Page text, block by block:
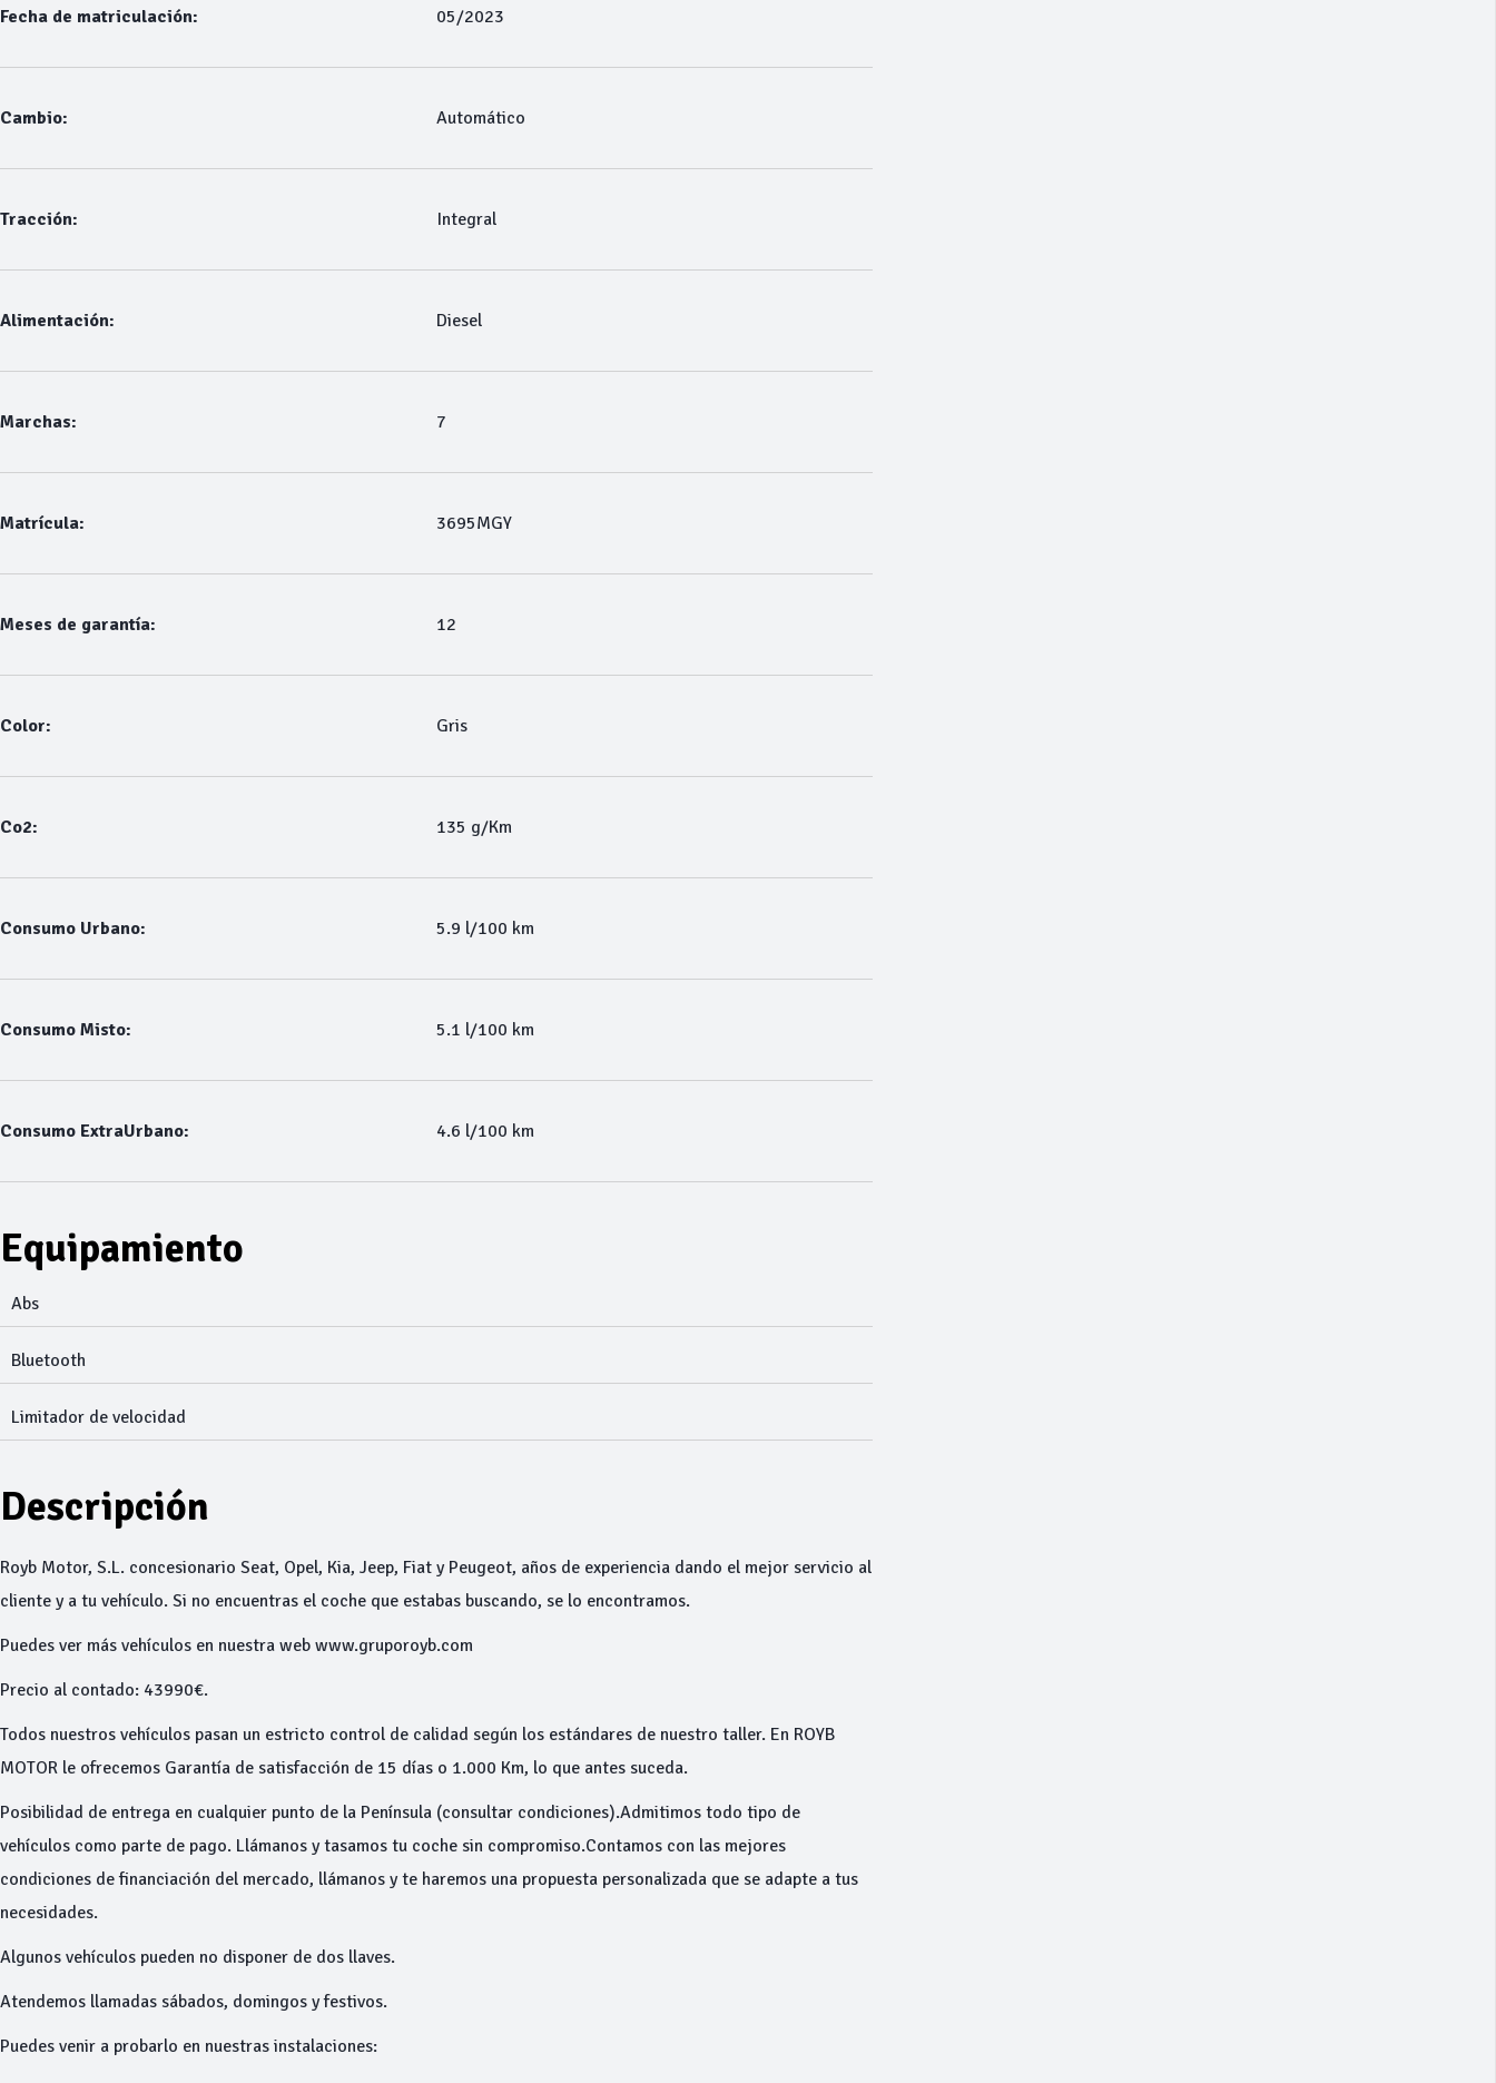
Fecha de matriculación: 05/2023
Cambio: Automático
Tracción: Integral
Alimentación: Diesel
Marchas: 7
Matrícula: 3695MGY
Meses de garantía: 12
Color: Gris
Co2: 135 g/Km
Consumo Urbano: 5.9 l/100 km
Consumo Misto: 5.1 l/100 km
Consumo ExtraUrbano: 4.6 l/100 km
Equipamiento
Abs
Bluetooth
Limitador de velocidad
Descripción
Royb Motor, S.L. concesionario Seat, Opel, Kia, Jeep, Fiat y Peugeot, años de experiencia dando el mejor servicio al
cliente y a tu vehículo. Si no encuentras el coche que estabas buscando, se lo encontramos.
Puedes ver más vehículos en nuestra web www.gruporoyb.com
Precio al contado: 43990€.
Todos nuestros vehículos pasan un estricto control de calidad según los estándares de nuestro taller. En ROYB
MOTOR le ofrecemos Garantía de satisfacción de 15 días o 1.000 Km, lo que antes suceda.
Posibilidad de entrega en cualquier punto de la Península (consultar condiciones).Admitimos todo tipo de
vehículos como parte de pago. Llámanos y tasamos tu coche sin compromiso.Contamos con las mejores
condiciones de financiación del mercado, llámanos y te haremos una propuesta personalizada que se adapte a tus
necesidades.
Algunos vehículos pueden no disponer de dos llaves.
Atendemos llamadas sábados, domingos y festivos.
Puedes venir a probarlo en nuestras instalaciones: